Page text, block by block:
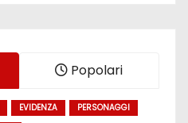
Popolari
EVIDENZA
PERSONAGGI